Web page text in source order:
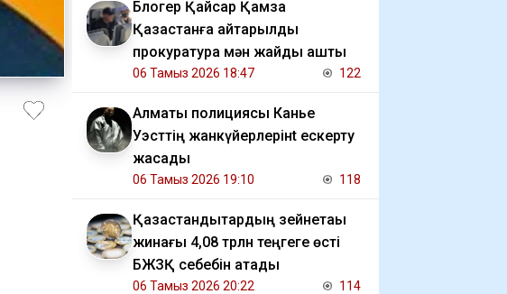
Блогер Қайсар Қамза
Қазақстанға қайтарылды
прокуратура мән жайды ашты
06 Тамыз 2026 18:47 122
Алматы полициясы Канье
Уэсттің жанкүйерлерінt ескерту
жасады
06 Тамыз 2026 19:10 118
Қазақстандықтардың зейнетақы
жинағы 4,08 трлн теңгеге өсті
БЖЗҚ себебін атады
06 Тамыз 2026 20:22 114